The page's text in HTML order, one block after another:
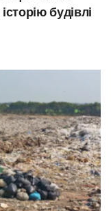
будівлі